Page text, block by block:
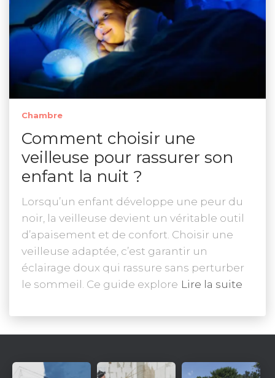
Chambre
Comment choisir une
veilleuse pour rassurer son
enfant la nuit ?
Lorsqu’un enfant développe une peur du
noir, la veilleuse devient un véritable outil
d’apaisement et de confort. Choisir une
veilleuse adaptée, c’est garantir un
éclairage doux qui rassure sans perturber
le sommeil. Ce guide explore Lire la suite